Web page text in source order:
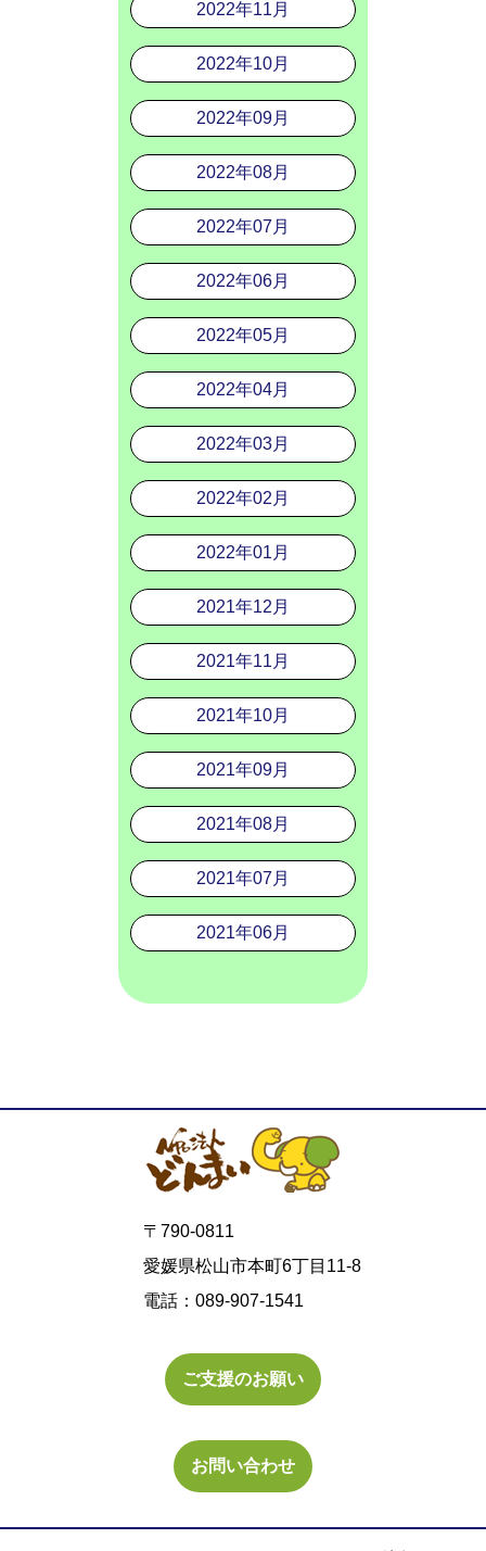
2022年11月
2022年10月
2022年09月
2022年08月
2022年07月
2022年06月
2022年05月
2022年04月
2022年03月
2022年02月
2022年01月
2021年12月
2021年11月
2021年10月
2021年09月
2021年08月
2021年07月
2021年06月
〒790-0811
愛媛県松山市本町6丁目11-8
電話：089-907-1541
ご支援のお願い
お問い合わせ